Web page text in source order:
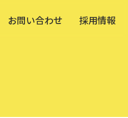
お問い合わせ 採用情報